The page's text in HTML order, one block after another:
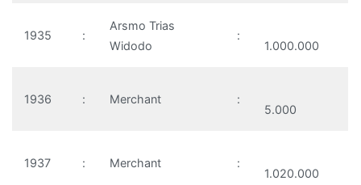
1935 :
Arsmo Trias
Widodo
:
1.000.000
1936 : Merchant :
5.000
1937 : Merchant :
1.020.000